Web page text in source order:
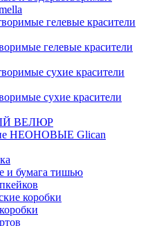
гелевые красители
гелевые красители
сухие красители
сухие красители
ВЕЛЮР
НЕОНОВЫЕ Glican
и бумага тишью
коробки